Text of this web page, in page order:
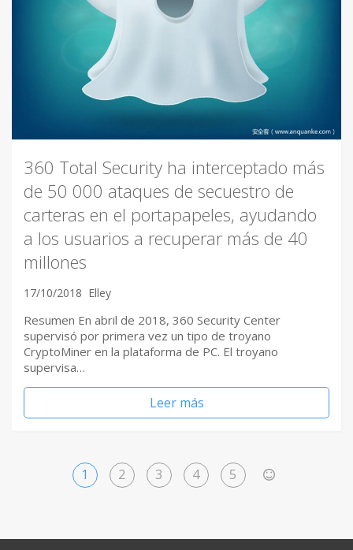
360 Total Security ha interceptado más
de 50 000 ataques de secuestro de
carteras en el portapapeles, ayudando
a los usuarios a recuperar más de 40
millones
17/10/2018 Elley
Resumen En abril de 2018, 360 ​Security Center
supervisó por primera vez un tipo de troyano
CryptoMiner en la plataforma de PC. El troyano
supervisa…
Leer más
1 2 3 4 5